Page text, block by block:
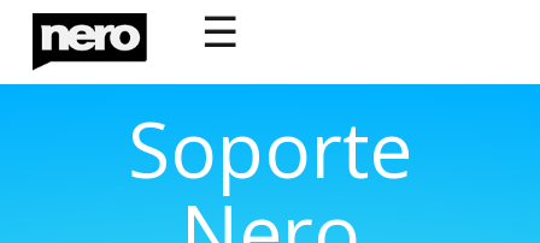
☰
Soporte